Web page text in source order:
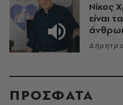
Νίκος
είναι
ΠΡΟΣΦΑΤΑ